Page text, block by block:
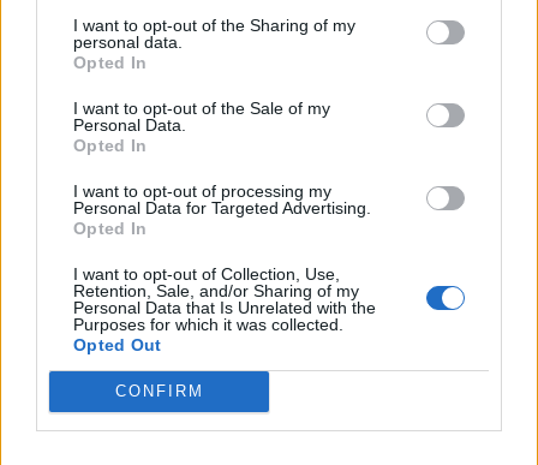
I want to opt-out of the Sharing of my
personal data.
Opted In
I want to opt-out of the Sale of my
Personal Data.
Opted In
I want to opt-out of processing my
Personal Data for Targeted Advertising.
Opted In
I want to opt-out of Collection, Use,
Retention, Sale, and/or Sharing of my
Personal Data that Is Unrelated with the
Purposes for which it was collected.
Opted Out
CONFIRM
sempre a voto (15 volte) portando in dote anche
un gol messo a segno nella sfida col Cagliari.
essere una garanzia anche in termini
fantacalcistici.